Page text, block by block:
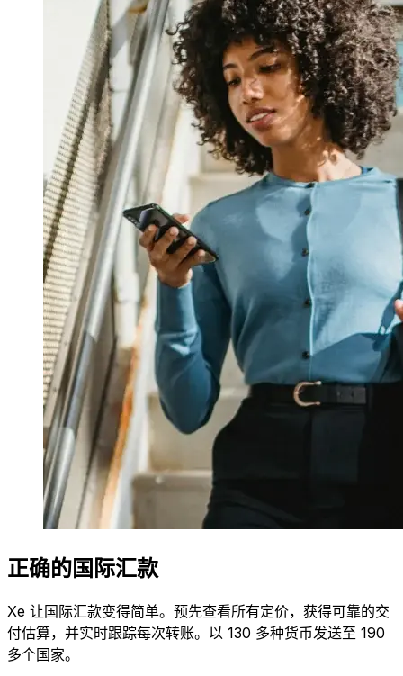
正确的国际汇款
Xe 让国际汇款变得简单。预先查看所有定价，获得可靠的交
付估算，并实时跟踪每次转账。以 130 多种货币发送至 190
多个国家。